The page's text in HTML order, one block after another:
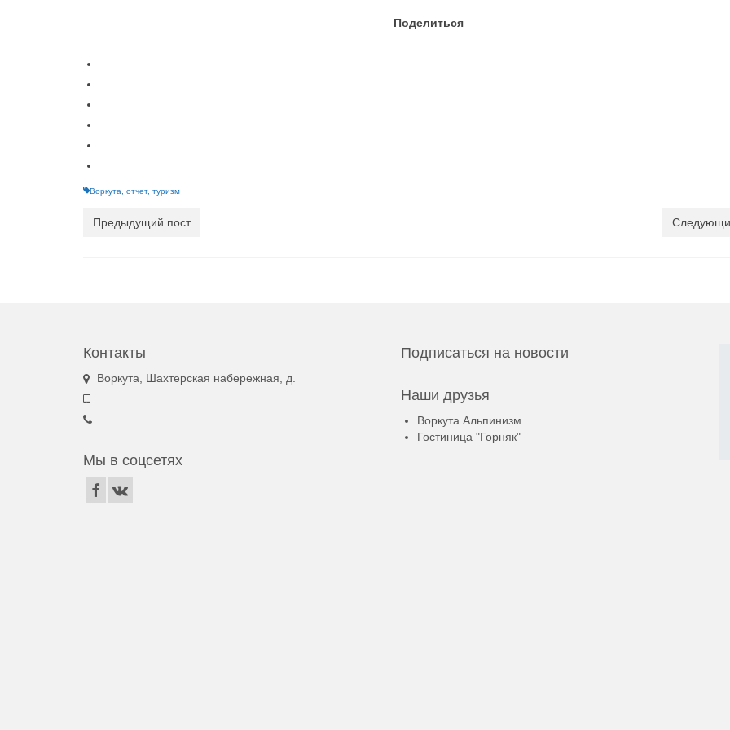
Поделиться
Воркута отчет, туризм
Предыдущий пост
Контакты
Воркута, Шахтерская набережная, д.
Мы в соцсетях
Подписаться на новости
Наши друзья
Воркута Альпинизм
Гостиница "Горняк"